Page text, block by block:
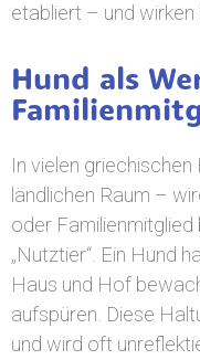
etabliert – und wirken
Hund als
In vielen
ländlichen Raum –
oder
„Nutztier“. Ein Hund
Haus und Hof
aufspüren. Diese
und wird oft